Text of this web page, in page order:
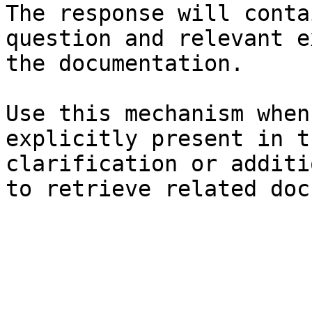
The response will
question and relevant
the documentation.
Use this mechanism
explicitly present in
clarification or